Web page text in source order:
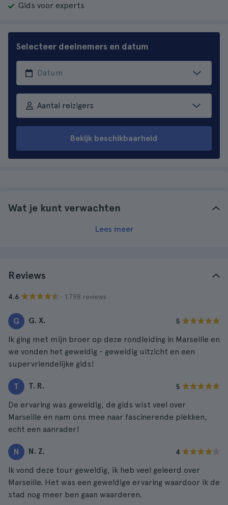
Gids voor experts
Selecteer deelnemers en datum
Aantal reizigers
Bekijk beschikbaarheid
Wat je kunt verwachten
Lees meer
Reviews
4.6 · 1.798 reviews
G G. X. 5
Ik ging met mijn broer op deze rondleiding in Marseille en
we vonden het geweldig - geweldig uitzicht en een
supervriendelijke gids!
T T. R. 5
De ervaring was geweldig, de gids wist veel over
Marseille en nam ons mee naar fascinerende plekken,
echt een aanrader!
N N. Z. 4
Ik vond deze tour geweldig, ik heb veel geleerd over
Marseille. Het was een geweldige ervaring waardoor ik de
stad nog meer ben gaan waarderen.